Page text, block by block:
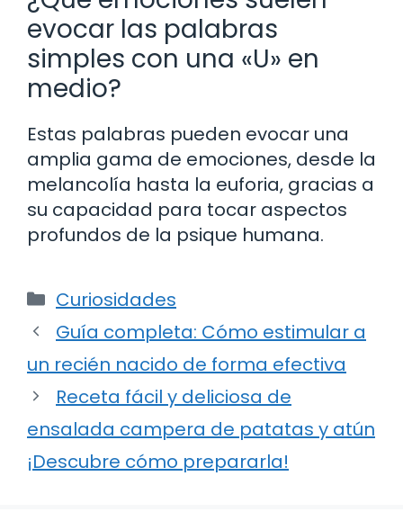
evocar las palabras
simples con una «U» en
medio?
Estas palabras pueden evocar una
amplia gama de emociones, desde la
melancolía hasta la euforia, gracias a
su capacidad para tocar aspectos
profundos de la psique humana.
Categorías
Curiosidades
Guía completa: Cómo estimular a
un recién nacido de forma efectiva
Receta fácil y deliciosa de
ensalada campera de patatas y atún
¡Descubre cómo prepararla!